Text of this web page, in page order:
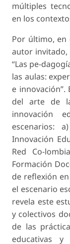
múltiples
en los
Por último, en
autor invitado,
“Las pe-
las aulas:
e
del arte de
innovación
escenarios:
Innovación
Red Co-
Formación
de reflexión
el escenario
revela este
y colectivos
de las
educativas